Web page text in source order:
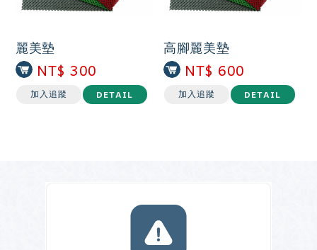
麗美墊
NT$ 300
加入追蹤 DETAIL
高腳麗美墊
NT$ 600
加入追蹤 DETAIL